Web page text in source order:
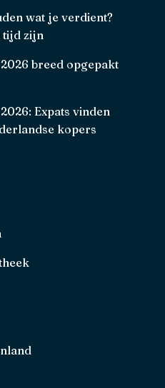
wat je verdient?
tijd zijn
breed opgepakt
Expats vinden
kopers